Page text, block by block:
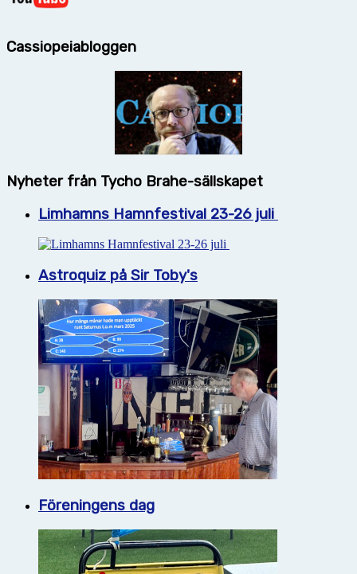
Cassiopeiabloggen
Nyheter från Tycho Brahe-sällskapet
Limhamns Hamnfestival 23-26 juli
Astroquiz på Sir Toby's
Föreningens dag